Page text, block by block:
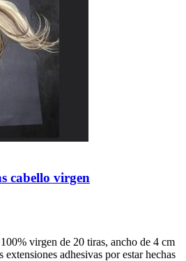
cabello virgen
virgen de 20 tiras, ancho de 4 cm
adhesivas por estar hechas